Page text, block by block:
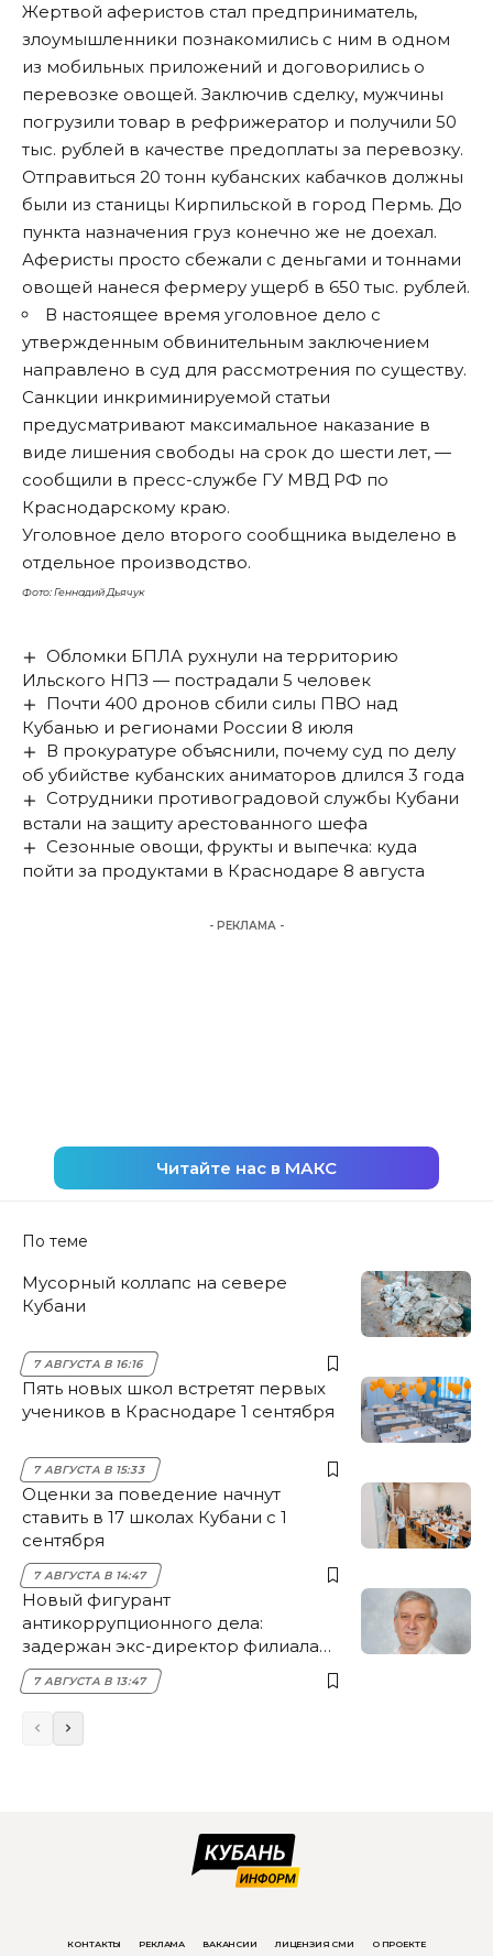
Жертвой аферистов стал предприниматель,
злоумышленники познакомились с ним в одном
из мобильных приложений и договорились о
перевозке овощей. Заключив сделку, мужчины
погрузили товар в рефрижератор и получили 50
тыс. рублей в качестве предоплаты за перевозку.
Отправиться 20 тонн кубанских кабачков должны
были из станицы Кирпильской в город Пермь. До
пункта назначения груз конечно же не доехал.
Аферисты просто сбежали с деньгами и тоннами
овощей нанеся фермеру ущерб в 650 тыс. рублей.
В настоящее время уголовное дело с
утвержденным обвинительным заключением
направлено в суд для рассмотрения по существу.
Санкции инкриминируемой статьи
предусматривают максимальное наказание в
виде лишения свободы на срок до шести лет, —
сообщили в пресс-службе ГУ МВД РФ по
Краснодарскому краю.
Уголовное дело второго сообщника выделено в
отдельное производство.
Фото: Геннадий Дьячук
Обломки БПЛА рухнули на территорию
Ильского НПЗ — пострадали 5 человек
Почти 400 дронов сбили силы ПВО над
Кубанью и регионами России 8 июля
В прокуратуре объяснили, почему суд по делу
об убийстве кубанских аниматоров длился 3 года
Сотрудники противоградовой службы Кубани
встали на защиту арестованного шефа
Сезонные овощи, фрукты и выпечка: куда
пойти за продуктами в Краснодаре 8 августа
- РЕКЛАМА -
Читайте нас в МАКС
По теме
Мусорный коллапс на севере
Кубани
7 АВГУСТА В 16:16
Пять новых школ встретят первых
учеников в Краснодаре 1 сентября
7 АВГУСТА В 15:33
Оценки за поведение начнут
ставить в 17 школах Кубани с 1
сентября
7 АВГУСТА В 14:47
Новый фигурант
антикоррупционного дела:
задержан экс-директор филиала
НЭСК Крымска
7 АВГУСТА В 13:47
КОНТАКТЫ РЕКЛАМА ВАКАНСИИ ЛИЦЕНЗИЯ СМИ О ПРОЕКТЕ